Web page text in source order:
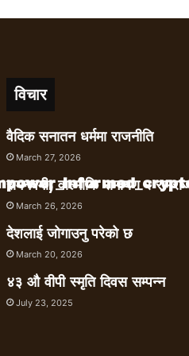
विचार
वैदिक सनातन धर्ममा राजनीति
March 27, 2026
रामनवमी, वाल्मीकि रामायण र
March 26, 2026
देशलाई जोगाउनु परेको छ
March 20, 2026
४३ औ वीपी स्मृति दिवस सम्पन्न
July 23, 2025